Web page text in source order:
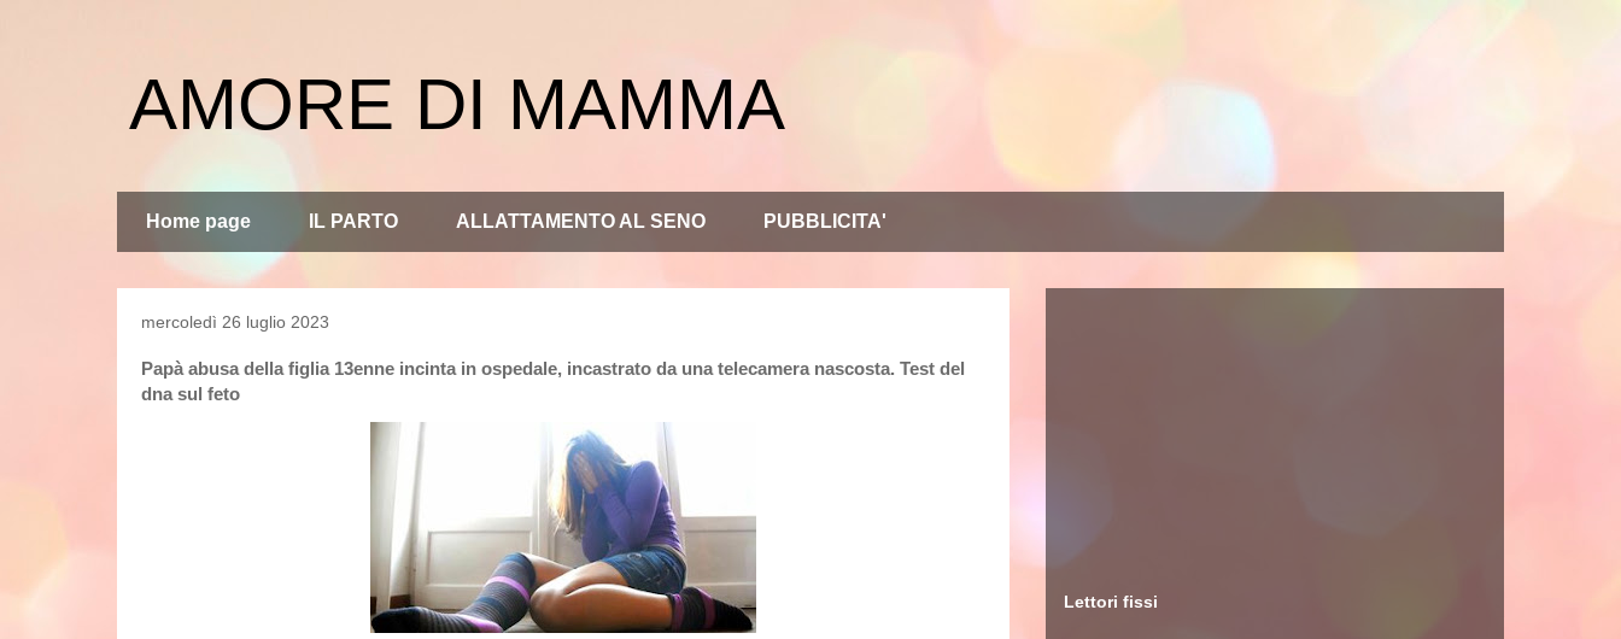
AMORE DI MAMMA
Home page IL PARTO ALLATTAMENTO AL SENO PUBBLICITA'
mercoledì 26 luglio 2023
Papà abusa della figlia 13enne incinta in ospedale, incastrato da una telecamera nascosta. Test del
dna sul feto
Lettori fissi